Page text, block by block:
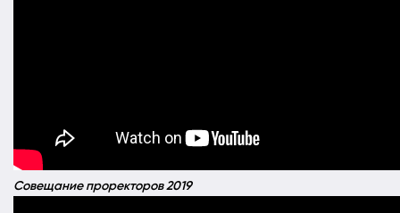
Совещание проректоров 2019